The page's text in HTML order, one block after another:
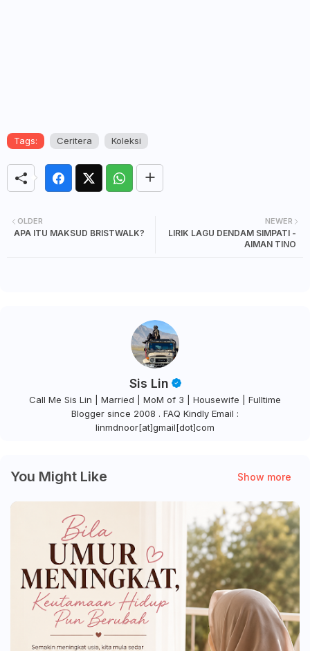
Tags: Ceritera Koleksi
NEWER
LIRIK LAGU DENDAM SIMPATI -
AIMAN TINO
OLDER
APA ITU MAKSUD BRISTWALK?
Sis Lin
Call Me Sis Lin | Married | MoM of 3 | Housewife | Fulltime
Blogger since 2008 . FAQ Kindly Email :
linmdnoor[at]gmail[dot]com
You Might Like Show more